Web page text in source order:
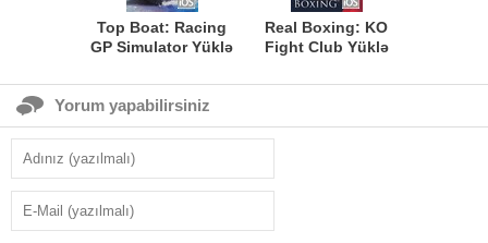
Top Boat: Racing
GP Simulator Yüklə
Real Boxing: KO
Fight Club Yüklə
Yorum yapabilirsiniz